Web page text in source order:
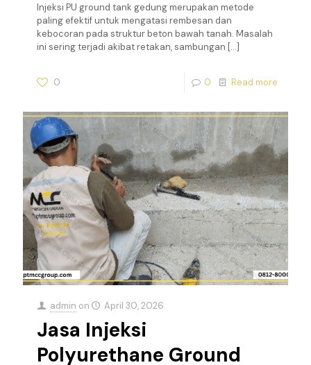
Injeksi PU ground tank gedung merupakan metode
paling efektif untuk mengatasi rembesan dan
kebocoran pada struktur beton bawah tanah. Masalah
ini sering terjadi akibat retakan, sambungan […]
0 0 Read more
admin on April 30, 2026
Jasa Injeksi
Polyurethane Ground